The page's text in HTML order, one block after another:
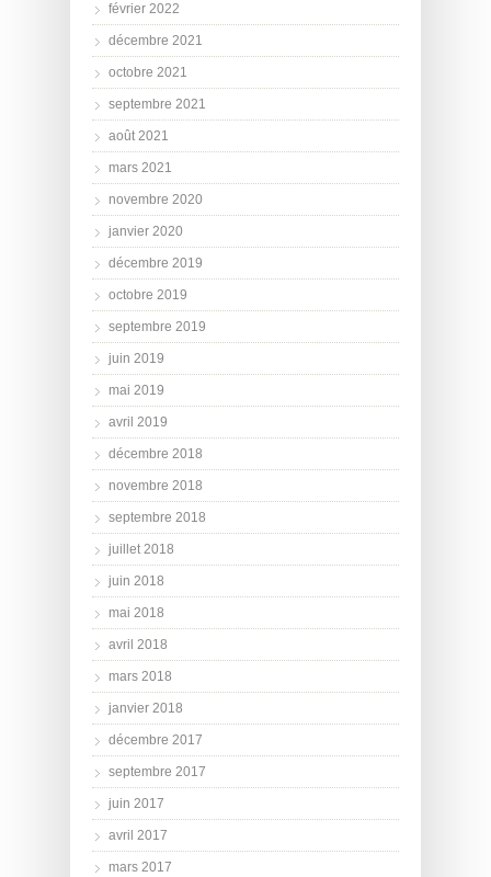
février 2022
décembre 2021
octobre 2021
septembre 2021
août 2021
mars 2021
novembre 2020
janvier 2020
décembre 2019
octobre 2019
septembre 2019
juin 2019
mai 2019
avril 2019
décembre 2018
novembre 2018
septembre 2018
juillet 2018
juin 2018
mai 2018
avril 2018
mars 2018
janvier 2018
décembre 2017
septembre 2017
juin 2017
avril 2017
mars 2017